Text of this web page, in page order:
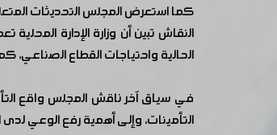
الحالية واحتياجات القطاع الصناعي، كما أوضحت اللجنة أنه سيتم
في سياق آخر ناقش المجلس واقع
التأمينات، وإلى أهمية رفع الوعي لدى